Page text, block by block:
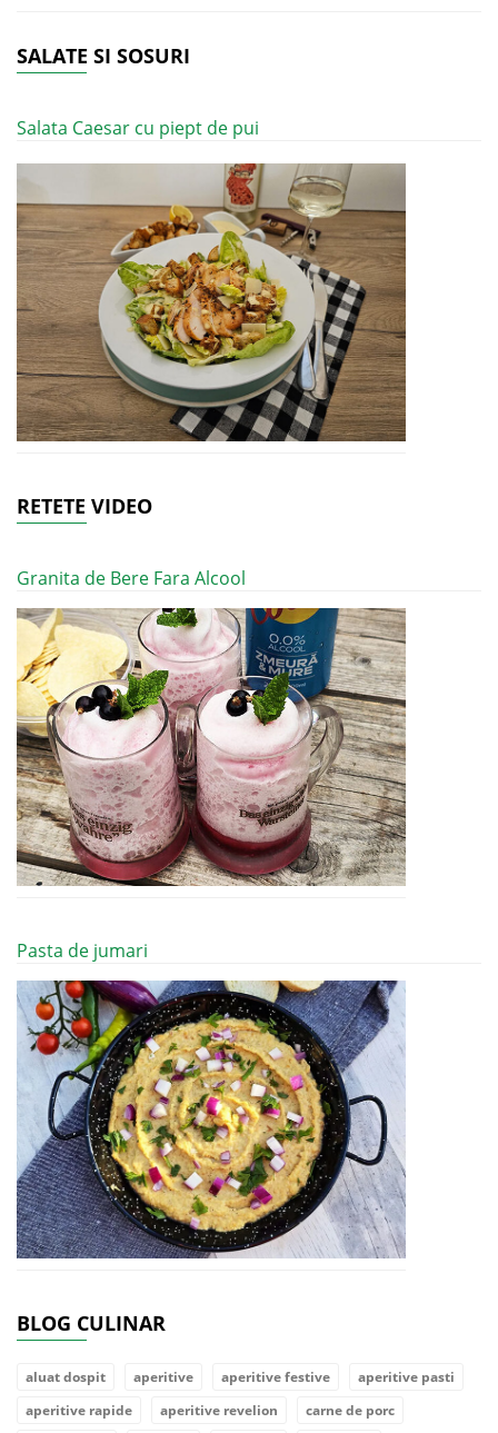
SALATE SI SOSURI
Salata Caesar cu piept de pui
RETETE VIDEO
Granita de Bere Fara Alcool
Pasta de jumari
BLOG CULINAR
aluat dospit aperitive aperitive festive
aperitive pasti
aperitive rapide
aperitive revelion
carne de porc